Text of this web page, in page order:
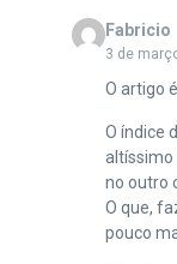
Fabricio
3 de
O artigo
O índice
altíssimo
no outro
O que,
pouco